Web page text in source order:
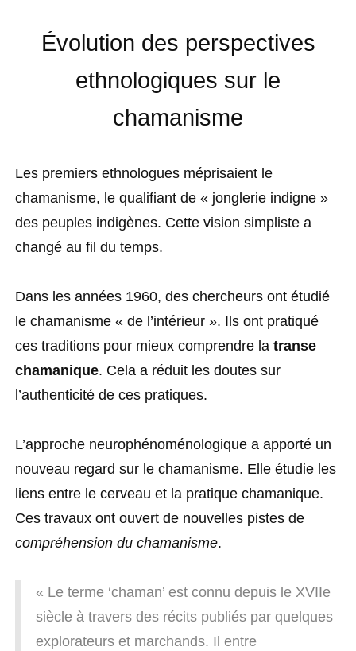
Évolution des perspectives
ethnologiques sur le
chamanisme
Les premiers ethnologues méprisaient le
chamanisme, le qualifiant de « jonglerie indigne »
des peuples indigènes. Cette vision simpliste a
changé au fil du temps.
Dans les années 1960, des chercheurs ont étudié
le chamanisme « de l’intérieur ». Ils ont pratiqué
ces traditions pour mieux comprendre la transe
chamanique. Cela a réduit les doutes sur
l’authenticité de ces pratiques.
L’approche neurophénoménologique a apporté un
nouveau regard sur le chamanisme. Elle étudie les
liens entre le cerveau et la pratique chamanique.
Ces travaux ont ouvert de nouvelles pistes de
compréhension du chamanisme.
« Le terme ‘chaman’ est connu depuis le XVIIe
siècle à travers des récits publiés par quelques
explorateurs et marchands. Il entre